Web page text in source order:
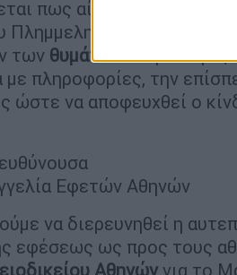
πως αίτημα για
Πλημμελημάτων
των θυμάτων. Παράλληλα,
πληροφορίες, την
ώστε να αποφευχθεί ο
Εφετών Αθηνών
να διερευνηθεί η
εφέσεως ως προς τους
Αθηνών για το